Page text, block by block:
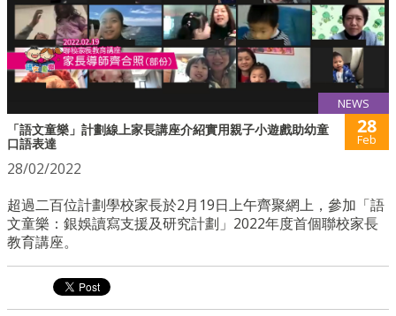
NEWS
「語文童樂」計劃線上家長講座介紹實用親子小遊戲助幼童
口語表達
28
Feb
28/02/2022
超過二百位計劃學校家長於2月19日上午齊聚網上，參加「語
文童樂：銀娛讀寫支援及研究計劃」2022年度首個聯校家長
教育講座。